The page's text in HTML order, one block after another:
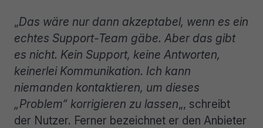
„Das wäre nur dann akzeptabel, wenn es ein
echtes Support-Team gäbe. Aber das gibt
es nicht. Kein Support, keine Antworten,
keinerlei Kommunikation. Ich kann
niemanden kontaktieren, um dieses
„Problem“ korrigieren zu lassen„, schreibt
der Nutzer. Ferner bezeichnet er den Anbieter